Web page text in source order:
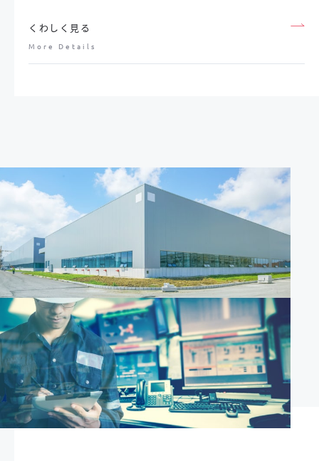
くわしく見る
More Details